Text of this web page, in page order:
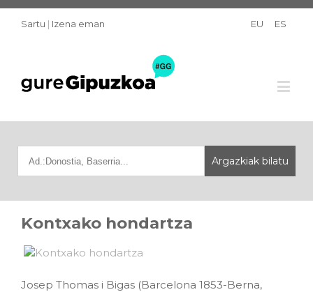
Sartu | Izena eman EU ES
Kontxako hondartza
Josep Thomas i Bigas (Barcelona 1853-Berna,